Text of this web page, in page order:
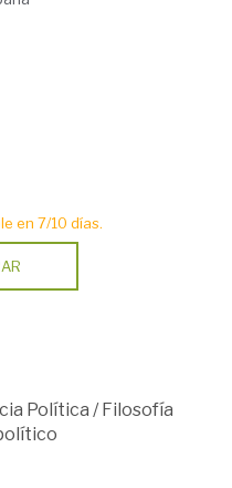
en 7/10 días.
Política /Filosofía